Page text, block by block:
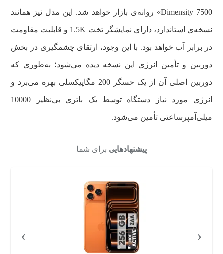
Dimensity 7500» روانه‌ی بازار خواهد شد. این مدل نیز همانند
نسخه‌ی استاندارد، دارای نمایشگر تخت 1.5K و قابلیت مقاومت
در برابر آب خواهد بود. با این وجود، ارتقای چشمگیری در بخش
دوربین و تأمین انرژی این نسخه دیده می‌شود؛ به‌طوری که
دوربین اصلی آن از یک حسگر 200 مگاپیکسلی بهره می‌برد و
انرژی مورد نیاز دستگاه توسط یک باتری بی‌نظیر 10000
میلی‌آمپرساعتی تأمین می‌شود.
پیشنهادهایی برای شما
‹
›